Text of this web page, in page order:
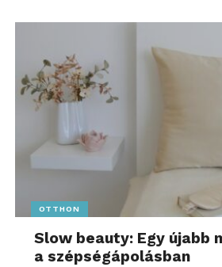
OTTHON
Slow beauty: Egy újabb
a szépségápolásban